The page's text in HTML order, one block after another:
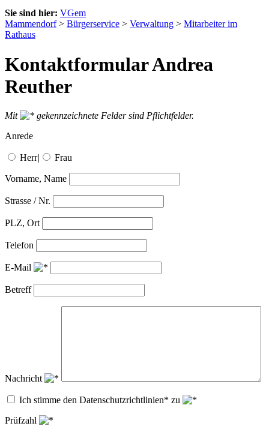
Sie sind hier: VGem
Mammendorf> Bürgerservice > Verwaltung > Mitarbeiter im
Rathaus
Kontaktformular Andrea
Reuther
Mit
gekennzeichnete Felder sind Pflichtfelder.
Anrede
Herr| Frau
Vorname, Name
Strasse / Nr.
PLZ, Ort
Telefon
E-Mail
Betreff
Nachricht
Ich stimme den Datenschutzrichtlinien* zu
Prüfzahl